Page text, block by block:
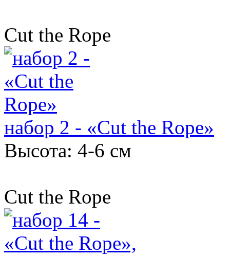
Cut the Rope
набор 2 - «Cut the Rope»
Высота: 4-6 см
Cut the Rope